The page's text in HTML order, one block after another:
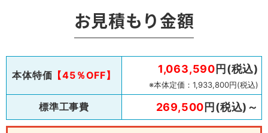
お見積もり金額
本体特価 【45％OFF】 1,063,590 円(税込)
※本体定価：1,933,800円(税込)
標準工事費 269,500 円(税込)～